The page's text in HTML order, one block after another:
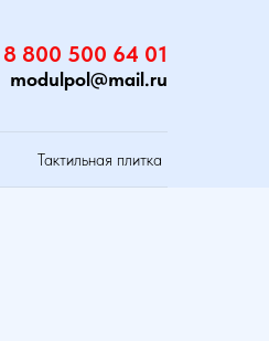
8 800 500 64 01
modulpol@mail.ru
Тактильная плитка